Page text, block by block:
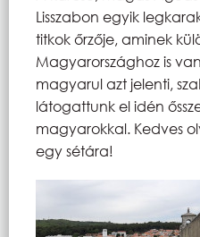
Lisszabon egyik
titkok őrzője, aminek
Magyarországhoz is
magyarul azt jelenti,
látogattunk el idén
magyarokkal. Kedves
egy sétára!